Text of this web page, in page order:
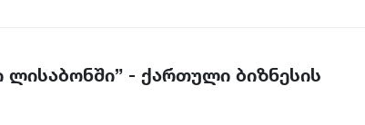
ლისაბონში” - ქართული ბიზნესის